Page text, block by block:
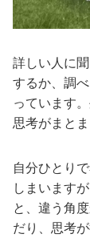
詳しい人に
するか、調
っています
思考がまと
自分ひとり
しまいます
と、違う角
だり、思考